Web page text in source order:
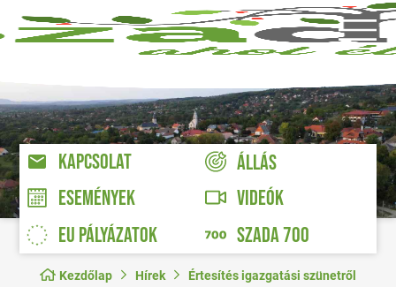
KAPCSOLAT
ÁLLÁS
ESEMÉNYEK
VIDEÓK
EU PÁLYÁZATOK
SZADA 700
Kezdőlap Hírek Értesítés igazgatási szünetről